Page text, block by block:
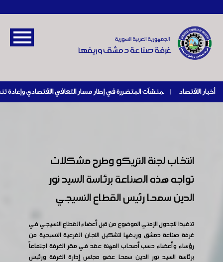
أخبار الاقتصاد |
انتخاب لجنة التريكو وطرح مشكلات
تواجه هذه الصناعة برئاسة السيد نور
الدين سمحا رئيس القطاع النسيجي
تنفيذا للجدول الزمني الموضوع من قبل أعضاء القطاع النسيجي في
غرفة صناعة دمشق وريفها لتشكيل اللجان الفرعية النسيجية من
رؤساء وأعضاء حسب أصحاب المهنة عقد في مقر الغرفة اجتماعاً
برئاسة السيد نور الدين سمحا عضو مجلس إدارة الغرفة ورئيس